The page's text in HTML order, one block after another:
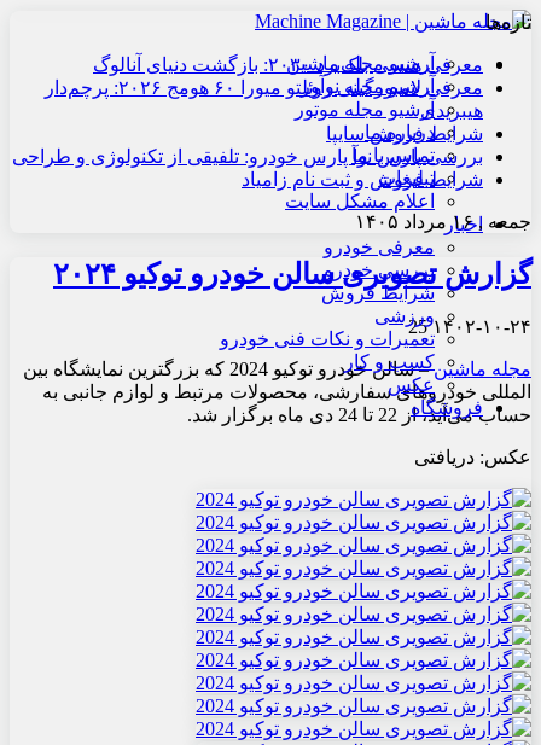
آرشیو مجله ماشین
آرشیو مجله نوآور
آرشیو مجله موتور
درباره ما
تماس با ما
تبلیغات
اعلام مشکل سایت
اخبار
معرفی خودرو
بررسی خودرو
شرایط فروش
ورزشی
تعمیرات و نکات فنی خودرو
کسب و کار
عکس
فروشگاه
تازه‌ها
معرفی هنسی بلک‌برد ۲۰۳۰: بازگشت دنیای آنالوگ
معرفی لامبورگینی روئلتو میورا ۶۰ هومج ۲۰۲۶: پرچم‌دار
هیبریدی
شرایط فروش سایپا
بررسی پارس نوآ پارس خودرو: تلفیقی از تکنولوژی و طراحی
شرایط فروش و ثبت نام زامیاد
جمعه , ۱۶ مرداد ۱۴۰۵
گزارش تصویری سالن خودرو توکیو ۲۰۲۴
۱۴۰۲-۱۰-۲۴25
مجله ماشین
– سالن خودرو توکیو 2024 که بزرگترین نمایشگاه بین
المللی خودروهای سفارشی، محصولات مرتبط و لوازم جانبی به
حساب می‌آید، از 22 تا 24 دی ماه برگزار شد.
عکس: دریافتی